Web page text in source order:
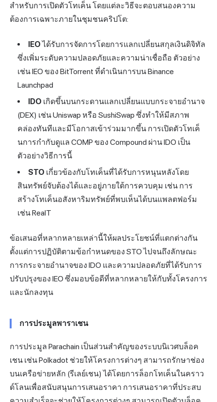
สำหรับการเปิดตัวโทเค็น โดยแต่ละวิธีจะตอบสนองความ
ต้องการเฉพาะภายในชุมชนคริปโต:
IEOได้รับการจัดการโดยการแลกเปลี่ยนสกุลเงินดิจิทัล
ซึ่งเพิ่มระดับความปลอดภัยและความน่าเชื่อถือ ตัวอย่าง
เช่น IEO ของ BitTorrent ที่ดำเนินการบน Binance
Launchpad
IDO เกิดขึ้นบนกระดานแลกเปลี่ยนแบบกระจายอำนาจ
(DEX) เช่น Uniswap หรือ SushiSwap ซึ่งทำให้มีสภาพ
คล่องทันทีและมีโอกาสเข้าร่วมมากขึ้น การเปิดตัวโทเค็
นการกำกับดูแล COMP ของ Compound ผ่าน IDO เป็น
ตัวอย่างวิธีการนี้
STO เกี่ยวข้องกับโทเค็นที่ได้รับการหนุนหลังโดย
สินทรัพย์จับต้องได้และอยู่ภายใต้การควบคุม เช่น การ
สร้างโทเค็นอสังหาริมทรัพย์ที่พบเห็นได้บนแพลตฟอร์ม
เช่น RealT
ข้อเสนอที่หลากหลายเหล่านี้ให้ผลประโยชน์ที่แตกต่างกัน
ตั้งแต่การปฏิบัติตามข้อกำหนดของ STO ไปจนถึงลักษณะ
การกระจายอำนาจของ IDO และความปลอดภัยที่ได้รับการ
ปรับปรุงของ IEO ซึ่งมอบข้อดีที่หลากหลายให้กับทั้งโครงการ
และนักลงทุน
การประมูลพาราเชน
การประมูล Parachain เป็นส่วนสำคัญของระบบนิเวศบล็อค
เชน เช่น Polkadot ช่วยให้โครงการต่างๆ สามารถรักษาช่อง
บนเครือข่ายหลัก (รีเลย์เชน) ได้โดยการล็อกโทเค็นในคราว
ด์โลนเพื่อสนับสนุนการเสนอราคา การเสนอราคาที่ประสบ